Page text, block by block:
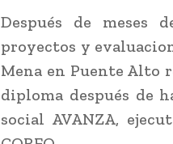
Después de meses
proyectos y
Mena en Puente Alto
diploma después de
social AVANZA,